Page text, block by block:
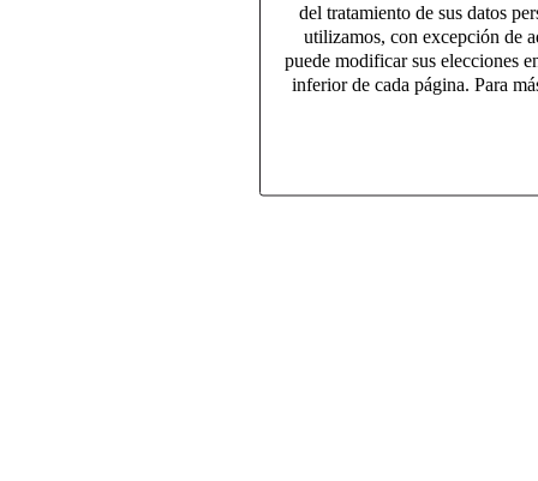
del tratamiento de sus datos
utilizamos, con excepción de
puede modificar sus elecciones
inferior de cada página. Para